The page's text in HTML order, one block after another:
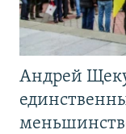
Андрей